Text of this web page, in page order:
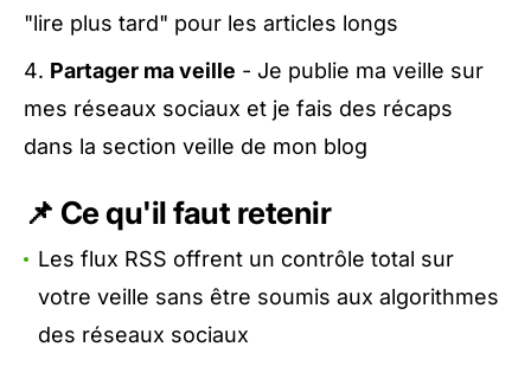
"lire plus tard" pour les articles longs
Partager ma veille - Je publie ma veille sur
mes réseaux sociaux et je fais des récaps
dans la section veille de mon blog
📌 Ce qu'il faut retenir
Les flux RSS offrent un contrôle total sur
votre veille sans être soumis aux algorithmes
des réseaux sociaux